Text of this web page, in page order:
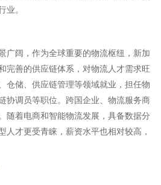
业。
广阔，作为全球重要的物流枢纽，新加
完善的供应链体系，对物流人才需求旺
仓储、供应链管理等领域就业，担任物
协调员等职位。跨国企业、物流服务商
随着电商和智能物流发展，具备数据分
人才更受青睐，薪资水平也相对较高，